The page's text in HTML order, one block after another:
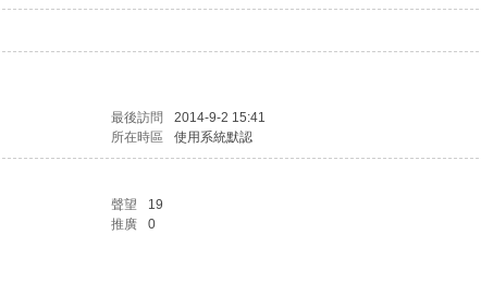
最後訪問
2014-9-2 15:41
所在時區 使用系統默認
聲望
19
推廣
0